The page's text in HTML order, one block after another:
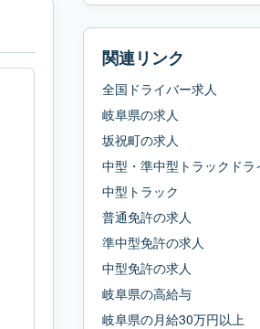
関連リンク
全国ドライバー求人
岐阜県の求人
坂祝町の求人
中型・準中型トラックドラ
中型トラック
普通免許の求人
準中型免許の求人
中型免許の求人
岐阜県の高給与
岐阜県の月給30万円以上